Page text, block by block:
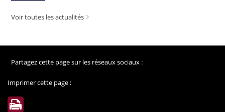
Voir toutes les actualités
Partagez cette page sur les réseaux sociaux :
Imprimer cette page :